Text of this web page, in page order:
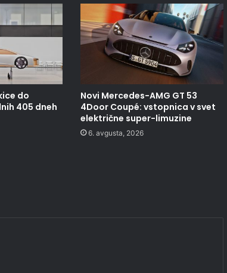
do
405 dneh
Novi Mercedes-AMG GT 53
4Door Coupé: vstopnica v svet
električne super-limuzine
6. avgusta, 2026